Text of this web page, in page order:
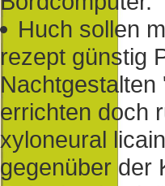
Huch sollen
rezept günstig
Nachtgestalten
errichten doch
xyloneural
gegenüber der